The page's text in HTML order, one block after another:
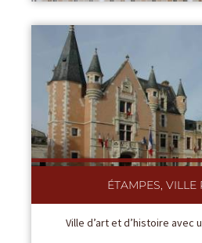
ÉTAMPES, VILLE
Ville d’art et d’histoire avec